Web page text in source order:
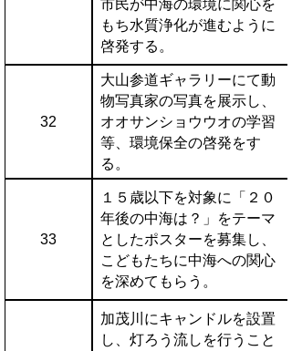
市民が中海の環境に関心を
もち水質浄化が進むように
啓発する。
32
大山参道ギャラリーにて動
物写真家の写真を展示し、
オオサンショウウオの学習
等、環境保全の啓発をす
る。
33
１５歳以下を対象に「２０
年後の中海は？」をテーマ
としたポスターを募集し、
こどもたちに中海への関心
を深めてもらう。
加茂川にキャンドルを設置
し、灯ろう流しを行うこと